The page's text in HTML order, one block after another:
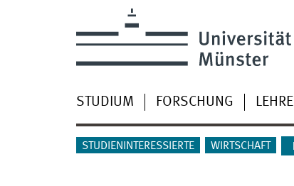
STUDIUM FORSCHUNG LEHRE
STUDIENINTERESSIERTE WIRTSCHAFT